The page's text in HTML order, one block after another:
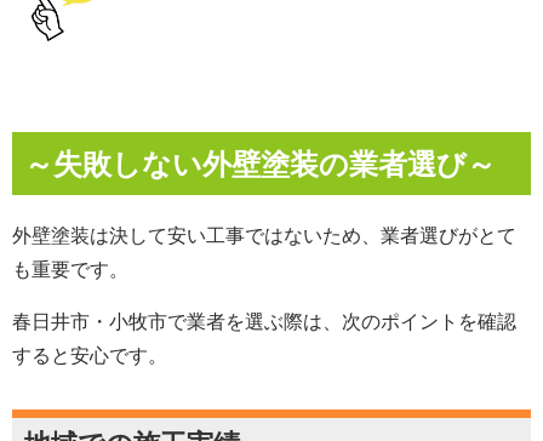
～失敗しない外壁塗装の業者選び～
外壁塗装は決して安い工事ではないため、業者選びがとて
も重要です。
春日井市・小牧市で業者を選ぶ際は、次のポイントを確認
すると安心です。